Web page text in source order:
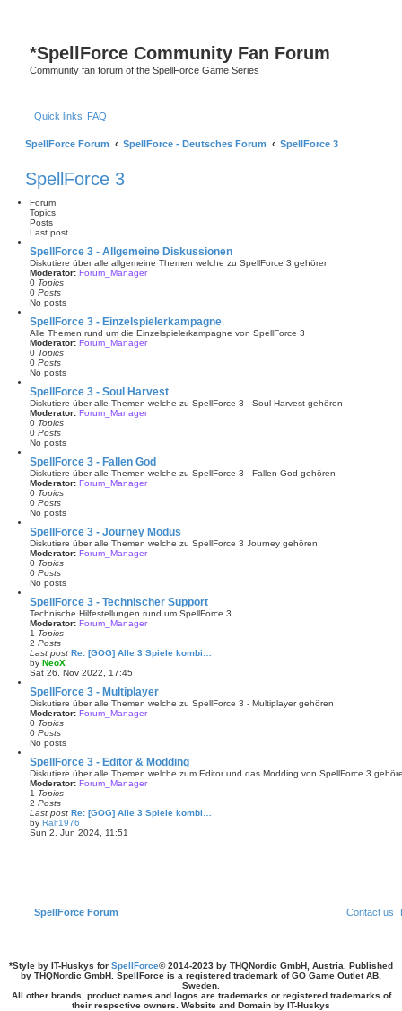
*SpellForce Community Fan Forum
Community fan forum of the SpellForce Game Series
Quick links FAQ
SpellForce Forum SpellForce - Deutsches Forum SpellForce 3
SpellForce 3
Forum
Topics
Posts
Last post
SpellForce 3 - Allgemeine Diskussionen
Diskutiere über alle allgemeine Themen welche zu SpellForce 3 gehören
Moderator: Forum_Manager
0 Topics
0 Posts
No posts
SpellForce 3 - Einzelspielerkampagne
Alle Themen rund um die Einzelspielerkampagne von SpellForce 3
Moderator: Forum_Manager
0 Topics
0 Posts
No posts
SpellForce 3 - Soul Harvest
Diskutiere über alle Themen welche zu SpellForce 3 - Soul Harvest gehören
Moderator: Forum_Manager
0 Topics
0 Posts
No posts
SpellForce 3 - Fallen God
Diskutiere über alle Themen welche zu SpellForce 3 - Fallen God gehören
Moderator: Forum_Manager
0 Topics
0 Posts
No posts
SpellForce 3 - Journey Modus
Diskutiere über alle Themen welche zu SpellForce 3 Journey gehören
Moderator: Forum_Manager
0 Topics
0 Posts
No posts
SpellForce 3 - Technischer Support
Technische Hilfestellungen rund um SpellForce 3
Moderator: Forum_Manager
1 Topics
2 Posts
Last post Re: [GOG] Alle 3 Spiele kombi…
by NeoX
V
e
t
h
t
e
s
t
o
s
t
Sat 26. Nov 2022, 17:45
SpellForce 3 - Multiplayer
Diskutiere über alle Themen welche zu SpellForce 3 - Multiplayer gehören
Moderator: Forum_Manager
0 Topics
0 Posts
No posts
SpellForce 3 - Editor & Modding
Diskutiere über alle Themen welche zum Editor und das Modding von SpellForce 3
Moderator: Forum_Manager
1 Topics
2 Posts
Last post Re: [GOG] Alle 3 Spiele kombi…
by Ralf1976
V
a
t
o
s
Sun 2. Jun 2024, 11:51
SpellForce Forum Contact us
*Style by IT-Huskys for SpellForce© 2014-2023 by THQNordic GmbH, Austria. Published
by THQNordic GmbH. SpellForce is a registered trademark of GO Game Outlet AB,
Sweden.
All other brands, product names and logos are trademarks or registered trademarks of
their respective owners. Website and Domain by IT-Huskys